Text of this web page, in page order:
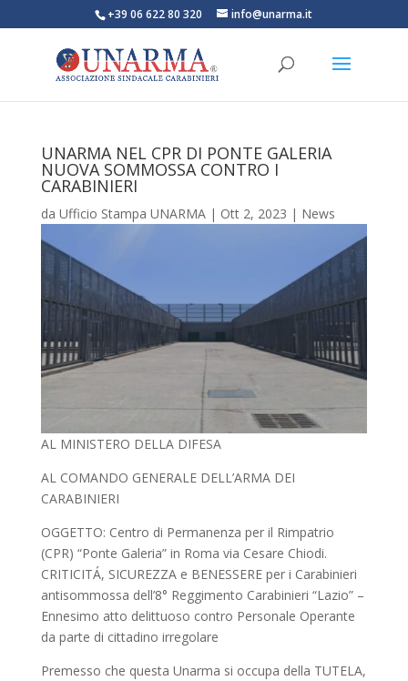
+39 06 622 80 320 info@unarma.it
UNARMA NEL CPR DI PONTE GALERIA
NUOVA SOMMOSSA CONTRO I
CARABINIERI
da Ufficio Stampa UNARMA| Ott 2, 2023 | News
AL MINISTERO DELLA DIFESA
AL COMANDO GENERALE DELL’ARMA DEI
CARABINIERI
OGGETTO: Centro di Permanenza per il Rimpatrio
(CPR) “Ponte Galeria” in Roma via Cesare Chiodi.
CRITICITÁ, SICUREZZA e BENESSERE per i Carabinieri
antisommossa dell’8° Reggimento Carabinieri “Lazio” –
Ennesimo atto delittuoso contro Personale Operante
da parte di cittadino irregolare
Premesso che questa Unarma si occupa della TUTELA,